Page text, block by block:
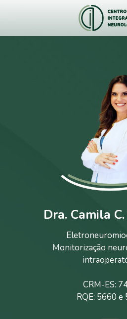
Dra. Camila
Monitorização
CRM-ES:
RQE: 5660 e